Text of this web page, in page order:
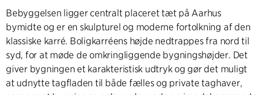
Bebyggelsen ligger centralt placeret tæt på Aarhus
bymidte og er en skulpturel og moderne fortolkning af den
klassiske karré. Boligkarréens højde nedtrappes fra nord til
syd, for at møde de omkringliggende bygningshøjder. Det
giver bygningen et karakteristisk udtryk og gør det muligt
at udnytte tagfladen til både fælles og private taghaver,